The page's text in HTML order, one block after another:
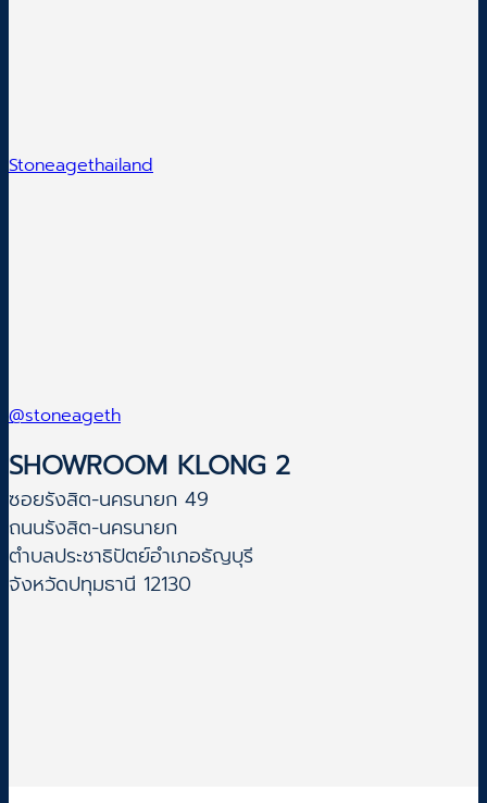
Stoneagethailand
@stoneageth
SHOWROOM KLONG 2
ซอยรังสิต-นครนายก 49
ถนนรังสิต-นครนายก
ตำบลประชาธิปัตย์อำเภอธัญบุรี
จังหวัดปทุมธานี 12130